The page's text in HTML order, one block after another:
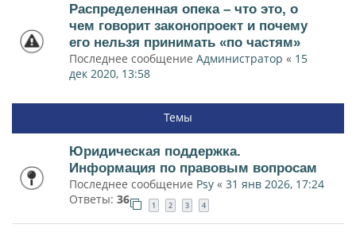
Распределенная опека – что это, о
чем говорит законопроект и почему
его нельзя принимать «по частям»
Последнее сообщение Администратор « 15
дек 2020, 13:58
Темы
Юридическая поддержка.
Информация по правовым вопросам
Последнее сообщение Psy « 31 янв 2026, 17:24
Ответы: 36 1 2 3 4